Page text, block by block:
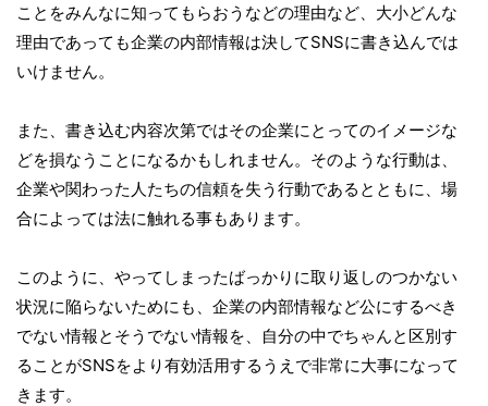
ことをみんなに知ってもらおうなどの理由など、大小どんな
理由であっても企業の内部情報は決してSNSに書き込んでは
いけません。
また、書き込む内容次第ではその企業にとってのイメージな
どを損なうことになるかもしれません。そのような行動は、
企業や関わった人たちの信頼を失う行動であるとともに、場
合によっては法に触れる事もあります。
このように、やってしまったばっかりに取り返しのつかない
状況に陥らないためにも、企業の内部情報など公にするべき
でない情報とそうでない情報を、自分の中でちゃんと区別す
ることがSNSをより有効活用するうえで非常に大事になって
きます。